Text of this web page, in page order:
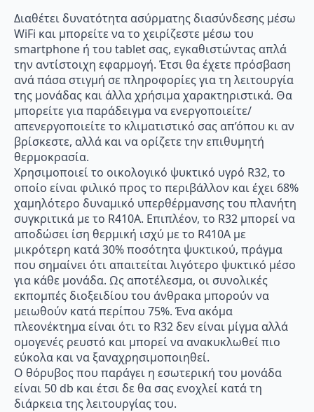
Διαθέτει δυνατότητα ασύρματης διασύνδεσης μέσω
WiFi και μπορείτε να το χειρίζεστε μέσω του
smartphone ή του tablet σας, εγκαθιστώντας απλά
την αντίστοιχη εφαρμογή. Έτσι θα έχετε πρόσβαση
ανά πάσα στιγμή σε πληροφορίες για τη λειτουργία
της μονάδας και άλλα χρήσιμα χαρακτηριστικά. Θα
μπορείτε για παράδειγμα να ενεργοποιείτε/
απενεργοποιείτε το κλιματιστικό σας απ’όπου κι αν
βρίσκεστε, αλλά και να ορίζετε την επιθυμητή
θερμοκρασία.
Χρησιμοποιεί το οικολογικό ψυκτικό υγρό R32, το
οποίο είναι φιλικό προς το περιβάλλον και έχει 68%
χαμηλότερο δυναμικό υπερθέρμανσης του πλανήτη
συγκριτικά με το R410A. Επιπλέον, το R32 μπορεί να
αποδώσει ίση θερμική ισχύ με το R410A με
μικρότερη κατά 30% ποσότητα ψυκτικού, πράγμα
που σημαίνει ότι απαιτείται λιγότερο ψυκτικό μέσο
για κάθε μονάδα. Ως αποτέλεσμα, οι συνολικές
εκπομπές διοξειδίου του άνθρακα μπορούν να
μειωθούν κατά περίπου 75%. Ένα ακόμα
πλεονέκτημα είναι ότι το R32 δεν είναι μίγμα αλλά
ομογενές ρευστό και μπορεί να ανακυκλωθεί πιο
εύκολα και να ξαναχρησιμοποιηθεί.
Ο θόρυβος που παράγει η εσωτερική του μονάδα
είναι 50 db και έτσι δε θα σας ενοχλεί κατά τη
διάρκεια της λειτουργίας του.